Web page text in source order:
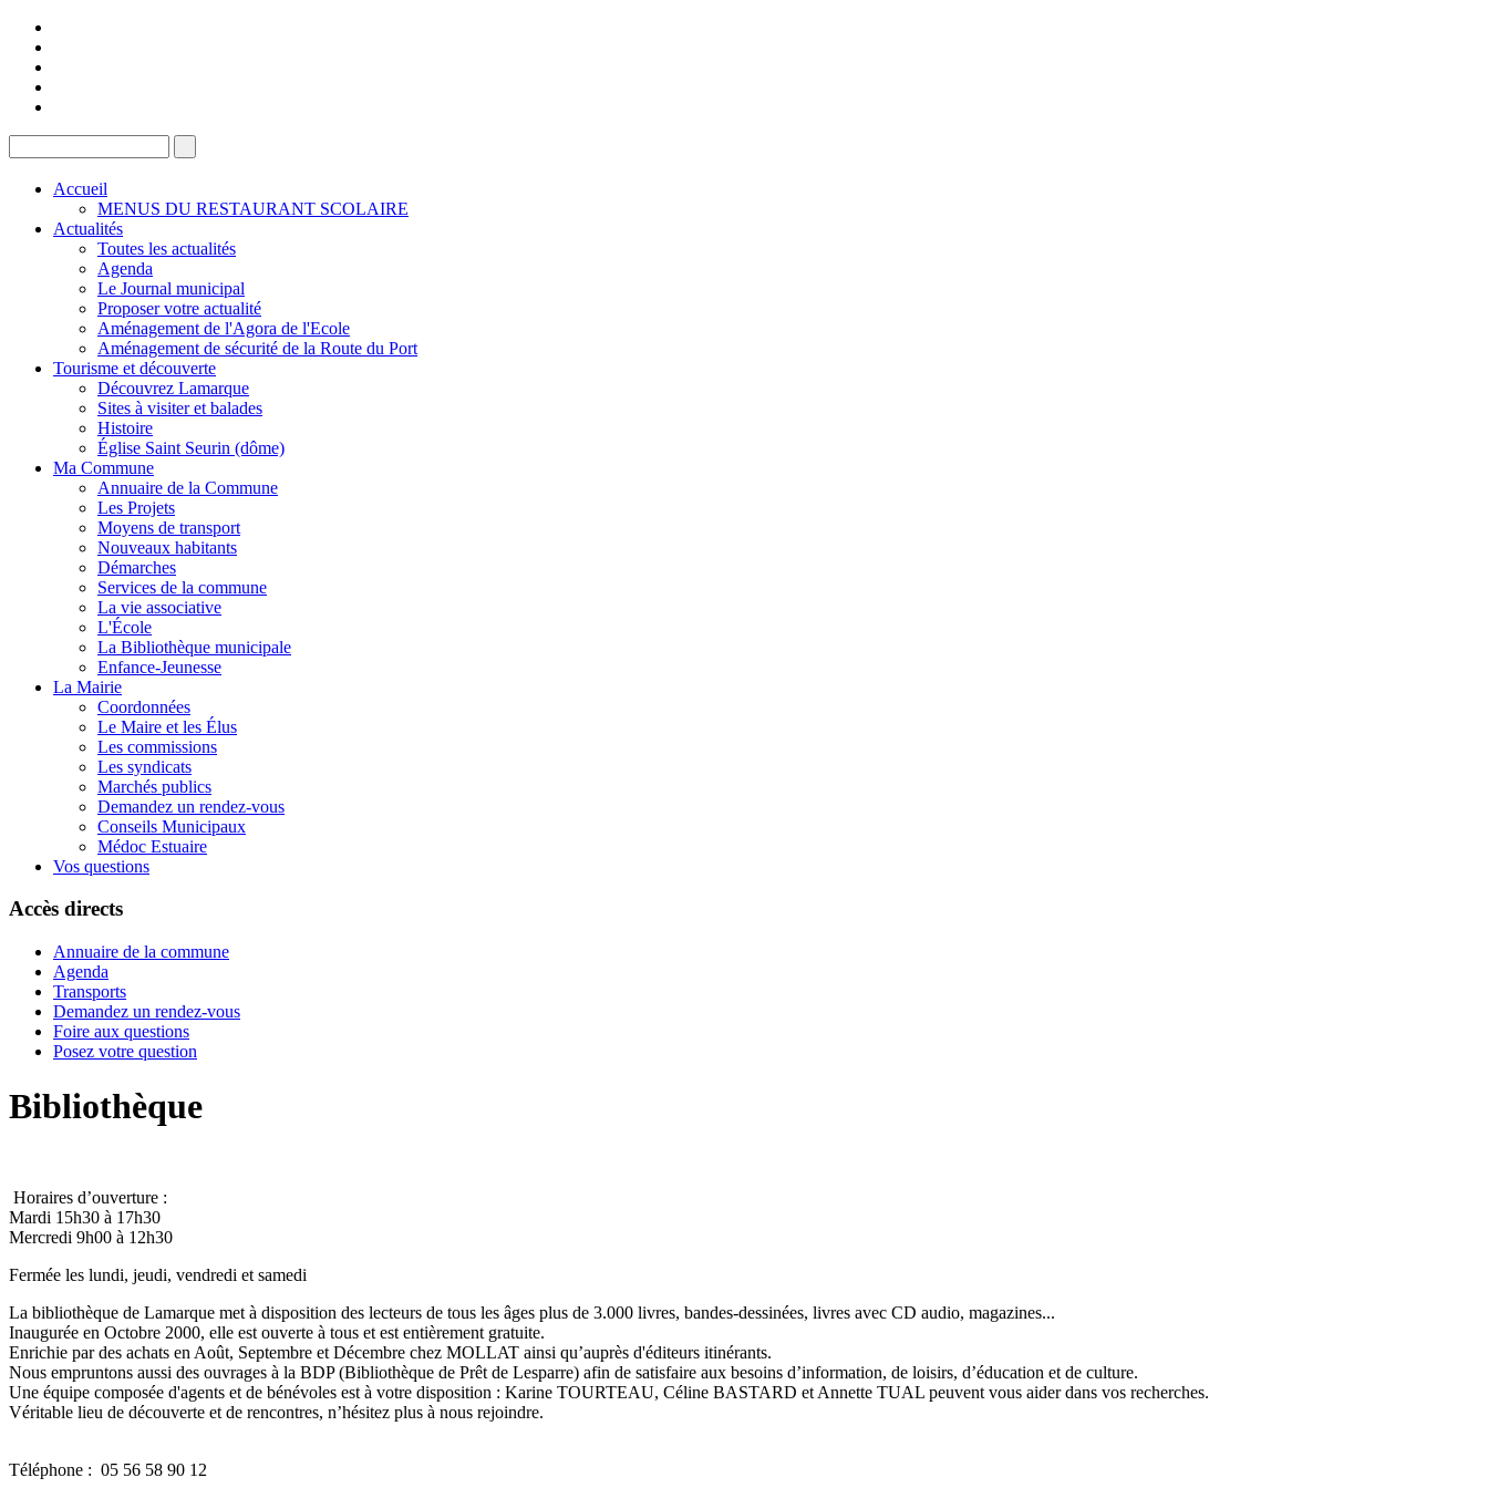
Accueil
MENUS DU RESTAURANT SCOLAIRE
Actualités
Toutes les actualités
Agenda
Le Journal municipal
Proposer votre actualité
Aménagement de l'Agora de l'Ecole
Aménagement de sécurité de la Route du Port
Tourisme et découverte
Découvrez Lamarque
Sites à visiter et balades
Histoire
Église Saint Seurin (dôme)
Ma Commune
Annuaire de la Commune
Les Projets
Moyens de transport
Nouveaux habitants
Démarches
Services de la commune
La vie associative
L'École
La Bibliothèque municipale
Enfance-Jeunesse
La Mairie
Coordonnées
Le Maire et les Élus
Les commissions
Les syndicats
Marchés publics
Demandez un rendez-vous
Conseils Municipaux
Médoc Estuaire
Vos questions
Accès directs
Annuaire de la commune
Agenda
Transports
Demandez un rendez-vous
Foire aux questions
Posez votre question
Bibliothèque
Horaires d’ouverture :
Mardi 15h30 à 17h30
Mercredi 9h00 à 12h30
Fermée les lundi, jeudi, vendredi et samedi
La bibliothèque de Lamarque met à disposition des lecteurs de tous les âges plus de 3.000 livres, bandes-dessinées, livres avec CD audio, magazines...
Inaugurée en Octobre 2000, elle est ouverte à tous et est entièrement gratuite.
Enrichie par des achats en Août, Septembre et Décembre chez MOLLAT ainsi qu’auprès d'éditeurs itinérants.
Nous empruntons aussi des ouvrages à la BDP (Bibliothèque de Prêt de Lesparre) afin de satisfaire aux besoins d’information, de loisirs, d’éducation et de culture.
Une équipe composée d'agents et de bénévoles est à votre disposition : Karine TOURTEAU, Céline BASTARD et Annette TUAL peuvent vous aider dans vos recherches.
Véritable lieu de découverte et de rencontres, n’hésitez plus à nous rejoindre.
Téléphone : 05 56 58 90 12